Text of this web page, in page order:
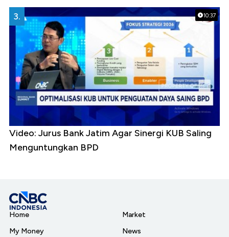
10:37
3.
Video: Jurus Bank Jatim Agar Sinergi KUB Saling
Menguntungkan BPD
Home
My Money
Market
News